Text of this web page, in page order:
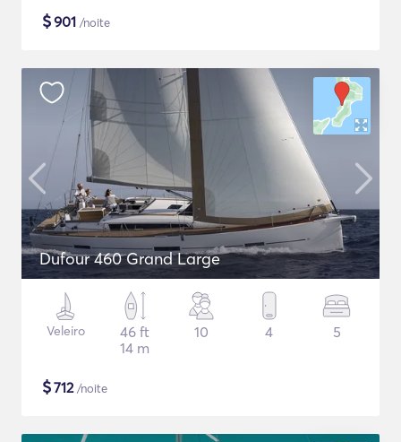
$901 /noite
Dufour 460 Grand Large
Veleiro
46 ft
14 m
10 4 5
$712/noite